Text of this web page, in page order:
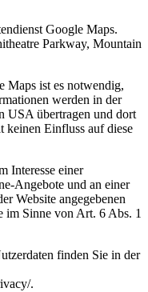
Google Maps.
Parkway, Mountain
Maps ist es notwendig,
werden in der
USA übertragen und dort
keinen Einfluss auf diese
Interesse einer
Angebote und an einer
Website angegebenen
im Sinne von Art. 6 Abs. 1
finden Sie in der
.